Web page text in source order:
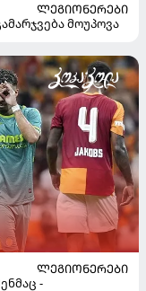
ᲚᲔᲒᲘᲝᲜᲔᲠᲔᲑᲘ
მოუპოვა
ᲚᲔᲒᲘᲝᲜᲔᲠᲔᲑᲘ
-